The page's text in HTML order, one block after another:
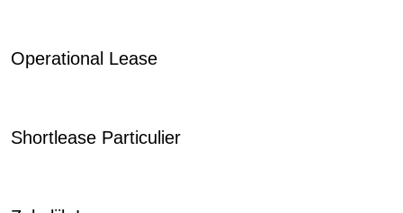
Operational Lease
Shortlease Particulier